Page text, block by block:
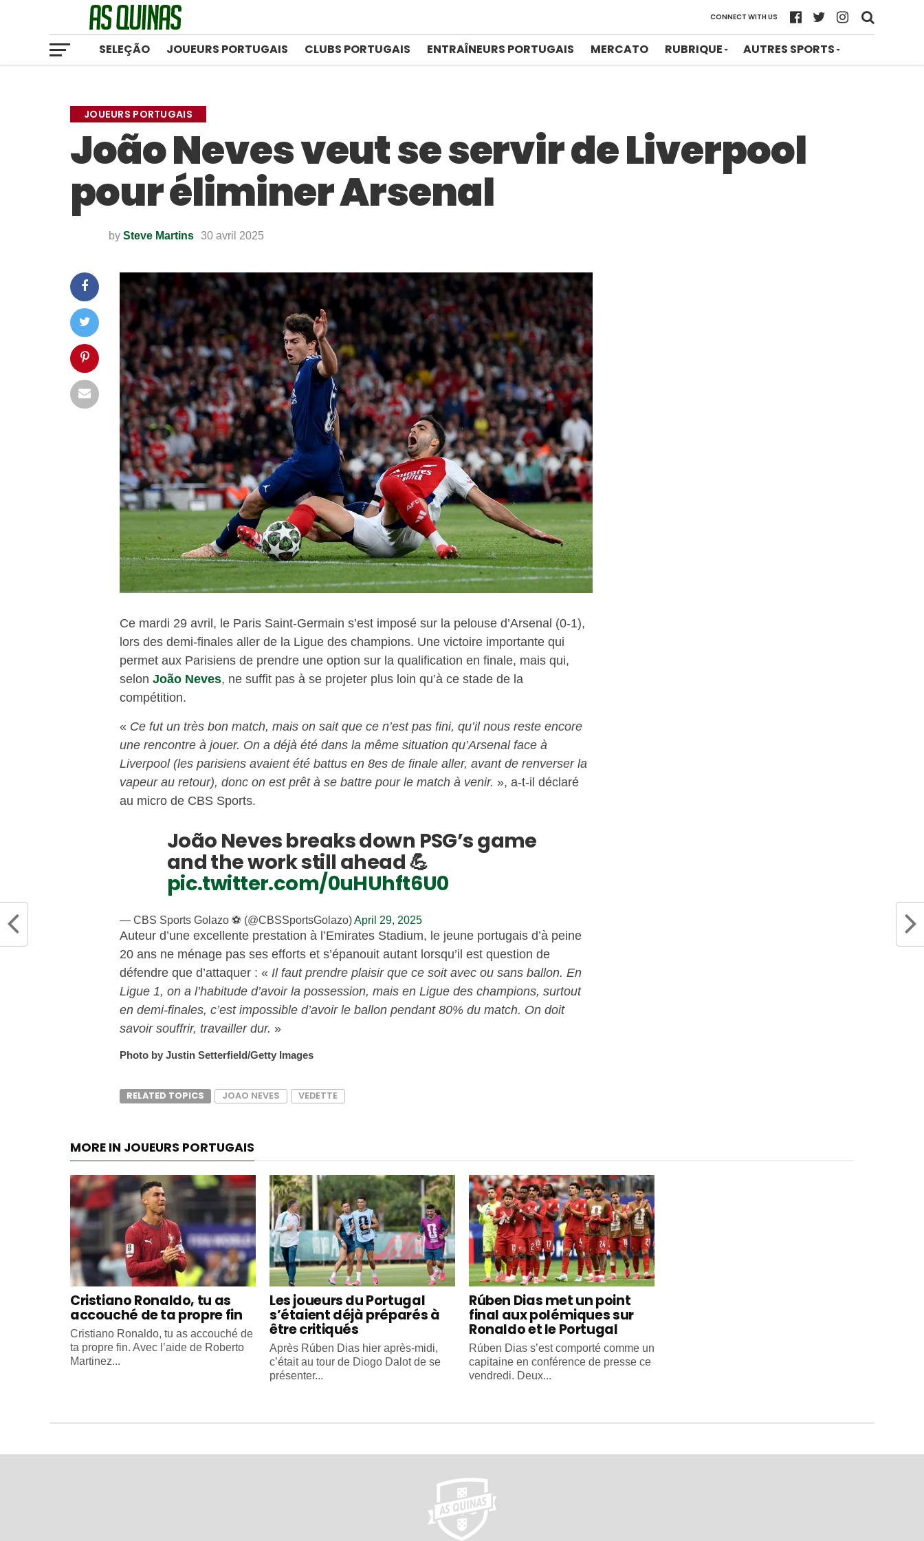
CONNECT WITH US
SELEÇÃO JOUEURS PORTUGAIS CLUBS PORTUGAIS ENTRAÎNEURS PORTUGAIS MERCATO RUBRIQUE AUTRES SPORTS
JOUEURS PORTUGAIS
João Neves veut se servir de Liverpool
pour éliminer Arsenal
by Steve Martins 30 avril 2025
Ce mardi 29 avril, le Paris Saint-Germain s’est imposé sur la pelouse d’Arsenal (0-1),
lors des demi-finales aller de la Ligue des champions. Une victoire importante qui
permet aux Parisiens de prendre une option sur la qualification en finale, mais qui,
selon João Neves, ne suffit pas à se projeter plus loin qu’à ce stade de la
compétition.
« Ce fut un très bon match, mais on sait que ce n’est pas fini, qu’il nous reste encore
une rencontre à jouer. On a déjà été dans la même situation qu’Arsenal face à
Liverpool (les parisiens avaient été battus en 8es de finale aller, avant de renverser la
vapeur au retour), donc on est prêt à se battre pour le match à venir. », a-t-il déclaré
au micro de CBS Sports.
João Neves breaks down PSG’s game
and the work still ahead 💪
pic.twitter.com/0uHUhft6U0
— CBS Sports Golazo ⚽️ (@CBSSportsGolazo)April 29, 2025
Auteur d’une excellente prestation à l’Emirates Stadium, le jeune portugais d’à peine
20 ans ne ménage pas ses efforts et s’épanouit autant lorsqu’il est question de
défendre que d’attaquer : « Il faut prendre plaisir que ce soit avec ou sans ballon. En
Ligue 1, on a l’habitude d’avoir la possession, mais en Ligue des champions, surtout
en demi-finales, c’est impossible d’avoir le ballon pendant 80% du match. On doit
savoir souffrir, travailler dur. »
Photo by Justin Setterfield/Getty Images
RELATED TOPICS JOAO NEVES VEDETTE
MORE IN JOUEURS PORTUGAIS
Cristiano Ronaldo, tu as
accouché de ta propre fin
Cristiano Ronaldo, tu as accouché de
ta propre fin. Avec l’aide de Roberto
Martinez...
Les joueurs du Portugal
s’étaient déjà préparés à
être critiqués
Après Rúben Dias hier après-midi,
c’était au tour de Diogo Dalot de se
présenter...
Rúben Dias met un point
final aux polémiques sur
Ronaldo et le Portugal
Rúben Dias s’est comporté comme un
capitaine en conférence de presse ce
vendredi. Deux...